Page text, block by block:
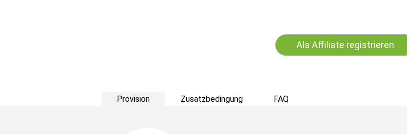
Als Affiliate registrieren
Provision Zusatzbedingung FAQ